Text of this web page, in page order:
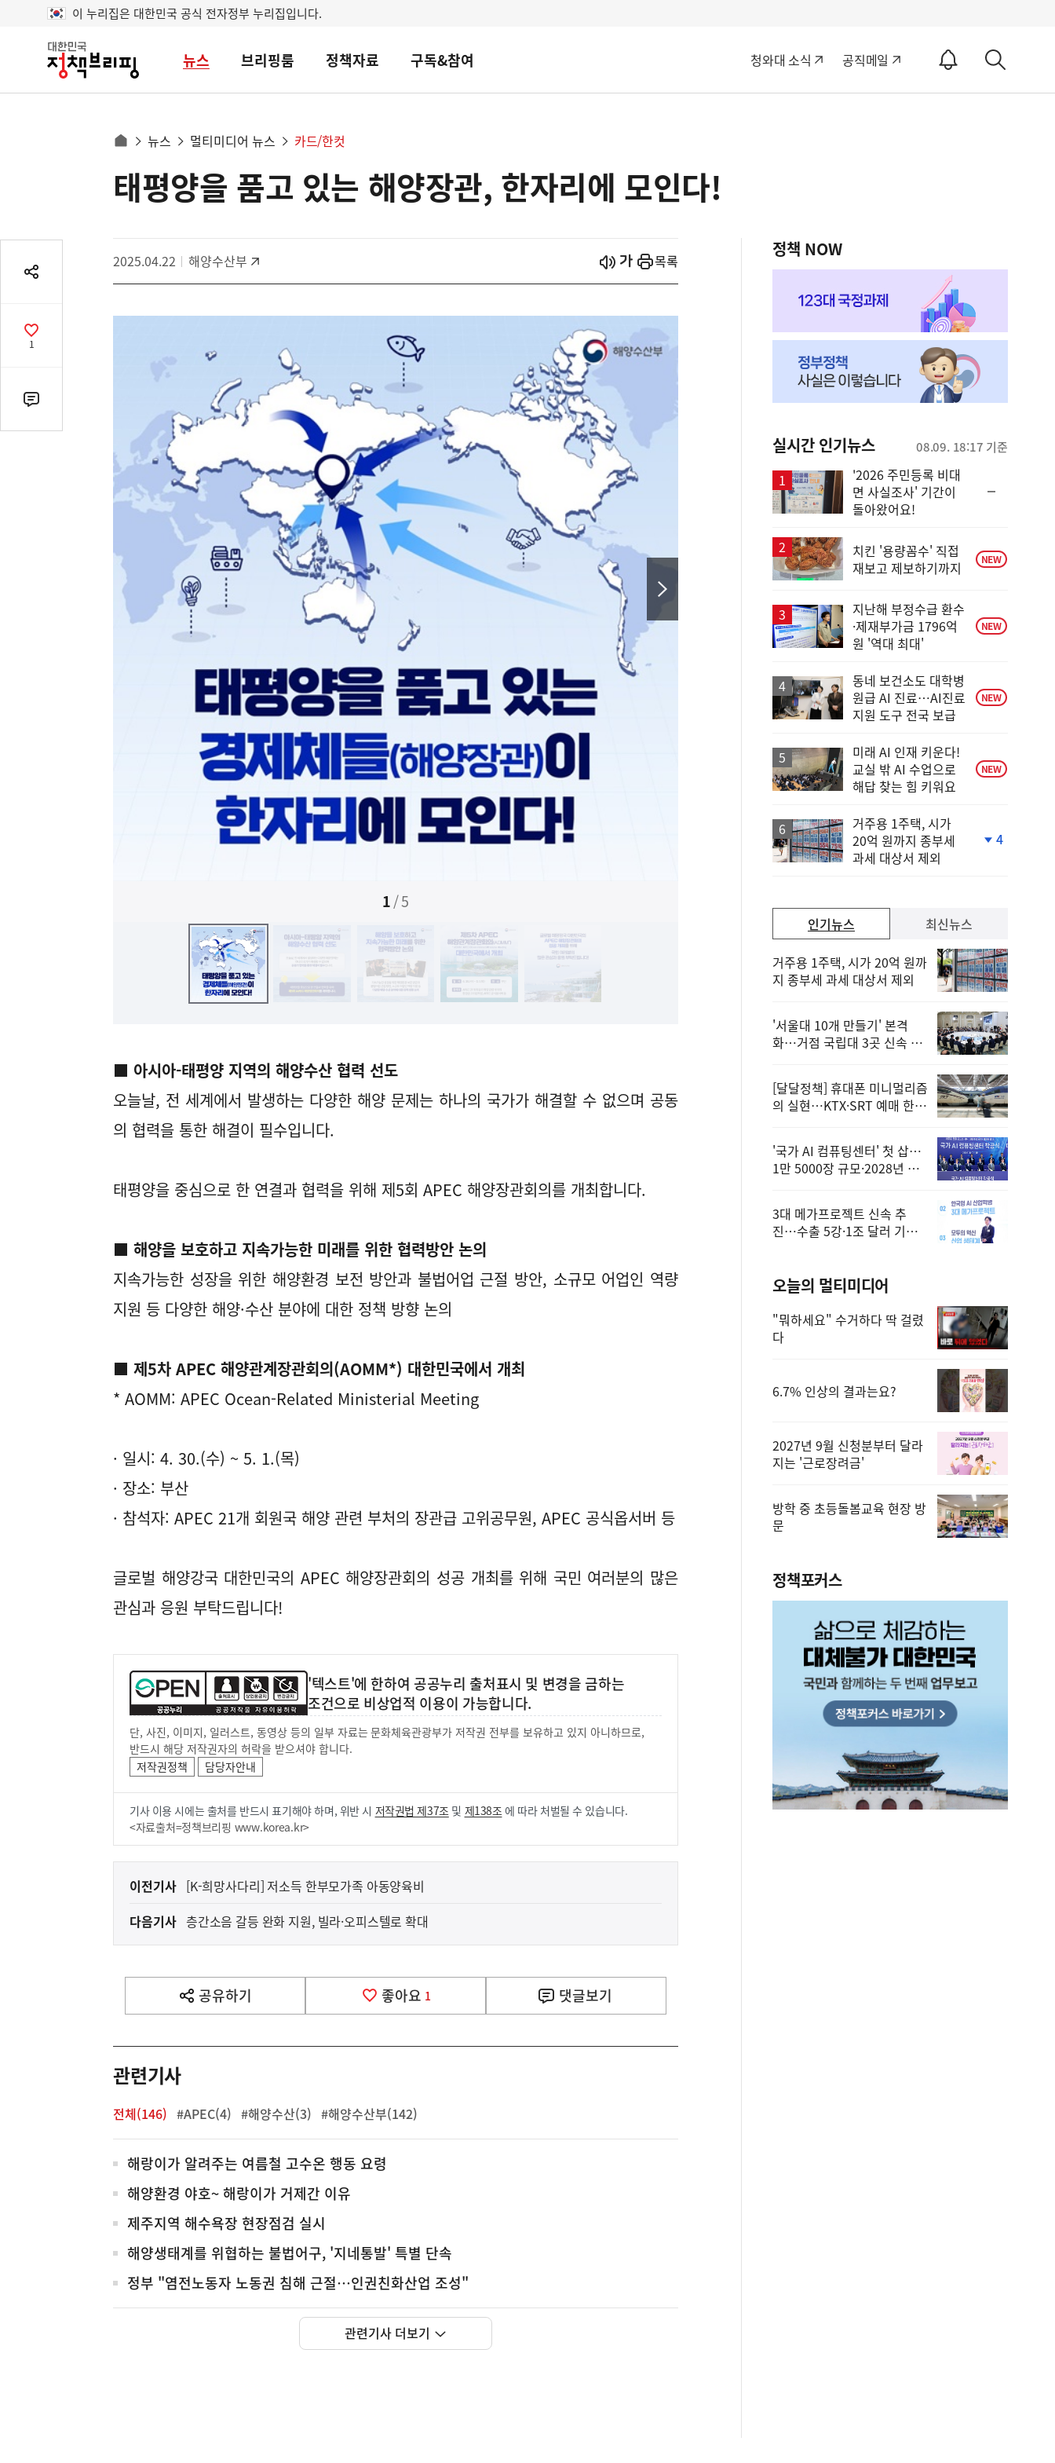
이 누리집은 대한민국 공식 전자정부 누리집입니다.
대
민
뉴스 브리핑룸 정책자료 구독&참여 청와대 소식 공직메일
알
ON
세
동
경
로
으
로
뉴스 멀티미디어 뉴스 카드/한컷
영
역공
기
공
감
1
댓
글
태평양을 품고 있는 해양장관, 한자리에 모인다!
2025.04.22 해양수산부 시작
열기 목록
1/5
■ 아시아-태평양 지역의 해양수산 협력 선도
오늘날, 전 세계에서 발생하는 다양한 해양 문제는 하나의 국가가 해결할 수 없으며 공동
의 협력을 통한 해결이 필수입니다.
태평양을 중심으로 한 연결과 협력을 위해 제5회 APEC 해양장관회의를 개최합니다.
■ 해양을 보호하고 지속가능한 미래를 위한 협력방안 논의
지속가능한 성장을 위한 해양환경 보전 방안과 불법어업 근절 방안, 소규모 어업인 역량
지원 등 다양한 해양·수산 분야에 대한 정책 방향 논의
■ 제5차 APEC 해양관계장관회의(AOMM*) 대한민국에서 개최
* AOMM: APEC Ocean-Related Ministerial Meeting
· 일시: 4. 30.(수) ~ 5. 1.(목)
· 장소: 부산
· 참석자: APEC 21개 회원국 해양 관련 부처의 장관급 고위공무원, APEC 공식옵서버 등
글로벌 해양강국 대한민국의 APEC 해양장관회의 성공 개최를 위해 국민 여러분의 많은
관심과 응원 부탁드립니다!
'텍스트'에 한하여 공공누리 출처표시 및 변경을 금하는
조건으로 비상업적 이용이 가능합니다.
단, 사진, 이미지, 일러스트, 동영상 등의 일부 자료는 문화체육관광부가 저작권 전부를 보유하고 있지 아니하므로,
반드시 해당 저작권자의 허락을 받으셔야 합니다.
저작권정책
담당자안내
기사 이용 시에는 출처를 반드시 표기해야 하며, 위반 시 저작권법 제37조및 제138조에 따라 처벌될 수 있습니다.
<자료출처=정책브리핑 www.korea.kr>
이
다
음
기
영
역
이전기사 [K-희망사다리] 저소득 한부모가족 아동양육비
다음기사 층간소음 갈등 완화 지원, 빌라·오피스텔로 확대
공유하기
열
기
좋아요 1 댓글보기
관련기사
전체(146) #APEC(4) #해양수산(3) #해양수산부(142)
전
체
해랑이가 알려주는 여름철 고수온 행동 요령
해양환경 야호~ 해랑이가 거제간 이유
제주지역 해수욕장 현장점검 실시
해양생태계를 위협하는 불법어구, '지네통발' 특별 단속
정부 "염전노동자 노동권 침해 근절…인권친화산업 조성"
관련기사 더보기
정책 NOW
실시간 인기뉴스 08.09. 18:17 기준
'2026 주민등록 비대
면 사실조사' 기간이
돌아왔어요!
치킨 '용량꼼수' 직접
재보고 제보하기까지
NEW
지난해 부정수급 환수
·제재부가금 1796억
원 '역대 최대'
NEW
동네 보건소도 대학병
원급 AI 진료…AI진료
지원 도구 전국 보급
NEW
미래 AI 인재 키운다!
교실 밖 AI 수업으로
해답 찾는 힘 키워요
NEW
거주용 1주택, 시가
20억 원까지 종부세
과세 대상서 제외
4
인기뉴스
거주용 1주택, 시가 20억 원까
지 종부세 과세 대상서 제외
'서울대 10개 만들기' 본격
화…거점 국립대 3곳 신속 선
[달달정책] 휴대폰 미니멀리즘
의 실현…KTX·SRT 예매 한
'국가 AI 컴퓨팅센터' 첫 삽…
1만 5000장 규모·2028년 완
3대 메가프로젝트 신속 추
진…수출 5강·1조 달러 기반
최신뉴스
오늘의 멀티미디어
"뭐하세요" 수거하다 딱 걸렸
다
6.7% 인상의 결과는요?
2027년 9월 신청분부터 달라
지는 '근로장려금'
방학 중 초등돌봄교육 현장 방
문
정책포커스
지식재산처
(설명자료) 지식재산처는 해외 K-뷰티 위조상품 확산에 대응하여 K브랜드 정부인증, 유통차단, 국제공조까지 K-브랜드
보호를 강화하고 있습니다.